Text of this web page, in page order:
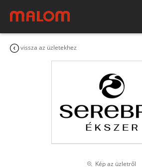
vissza az üzletekhez
Kép az üzletről